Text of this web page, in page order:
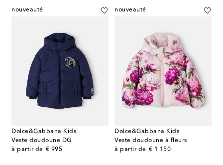
nouveauté
Dolce&Gabbana Kids
Veste doudoune DG
à partir de € 995
original price
nouveauté
Dolce&Gabbana Kids
Veste doudoune à fleurs
à partir de € 1 150
original price